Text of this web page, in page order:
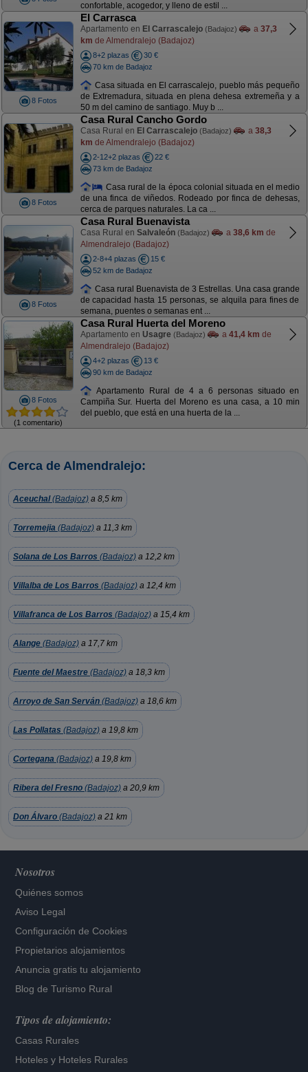
confortable, acogedor, y lleno de estil ...
8 Fotos
El Carrasca
Apartamento en El Carrascalejo (Badajoz) a 37,3
km de Almendralejo (Badajoz)
8+2 plazas
30 €
70 km de Badajoz
Casa situada en El carrascalejo, pueblo más pequeño
de Extremadura, situada en plena dehesa extremeña y a
50 m del camino de santiago. Muy b ...
8 Fotos
Casa Rural Cancho Gordo
Casa Rural en El Carrascalejo (Badajoz) a 38,3
km de Almendralejo (Badajoz)
2-12+2 plazas
22 €
73 km de Badajoz
Casa rural de la época colonial situada en el medio
de una finca de viñedos. Rodeado por finca de dehesas,
cerca de parques naturales. La ca ...
8 Fotos
Casa Rural Buenavista
Casa Rural en Salvaleón (Badajoz) a 38,6 km de
Almendralejo (Badajoz)
2-8+4 plazas
15 €
52 km de Badajoz
Casa rural Buenavista de 3 Estrellas. Una casa grande
de capacidad hasta 15 personas, se alquila para fines de
semana, puentes o semanas ent ...
8 Fotos
(1 comentario)
Casa Rural Huerta del Moreno
Apartamento en Usagre (Badajoz) a 41,4 km de
Almendralejo (Badajoz)
4+2 plazas
13 €
90 km de Badajoz
Apartamento Rural de 4 a 6 personas situado en
Campiña Sur. Huerta del Moreno es una casa, a 10 min
del pueblo, que está en una huerta de la ...
Cerca de Almendralejo:
Aceuchal(Badajoz) a 8,5 km
Torremejia (Badajoz) a 11,3 km
Solana de Los Barros (Badajoz) a 12,2 km
Villalba de Los Barros (Badajoz) a 12,4 km
Villafranca de Los Barros (Badajoz) a 15,4 km
Alange (Badajoz) a 17,7 km
Fuente del Maestre (Badajoz) a 18,3 km
Arroyo de San Serván (Badajoz) a 18,6 km
Las Pollatas (Badajoz) a 19,8 km
Cortegana (Badajoz) a 19,8 km
Ribera del Fresno (Badajoz) a 20,9 km
Don Álvaro (Badajoz) a 21 km
Nosotros
Quiénes somos
Aviso Legal
Configuración de Cookies
Propietarios alojamientos
Anuncia gratis tu alojamiento
Blog de Turismo Rural
Tipos de alojamiento:
Casas Rurales
Hoteles y Hoteles Rurales